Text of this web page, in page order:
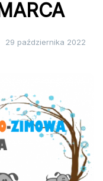
29 października 2022